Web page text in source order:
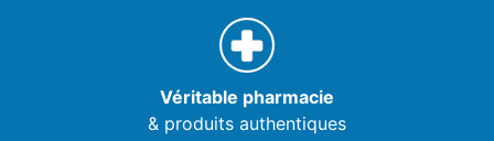
Véritable pharmacie
& produits authentiques